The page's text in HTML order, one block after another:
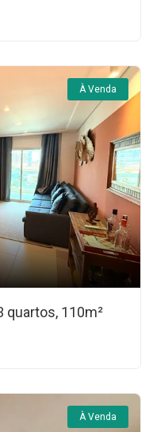
À Venda
quartos, 110m²
À Venda